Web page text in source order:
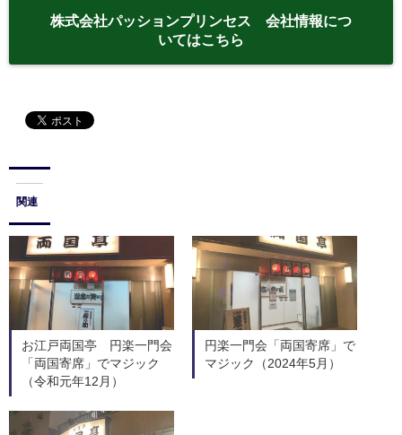
株式会社パッションプリンセス 会社情報につ
いてはこちら
関連
お江戸両国亭 円楽一門会
「両国寄席」でマジック
（令和元年12月）
円楽一門会「両国寄席」で
マジック（2024年5月）